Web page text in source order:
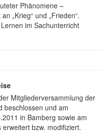
Phänomene –
„Krieg“ und „Frieden“.
im Sachunterricht
Mitgliederversammlung der
beschlossen und am
in Bamberg sowie am
bzw. modifiziert.